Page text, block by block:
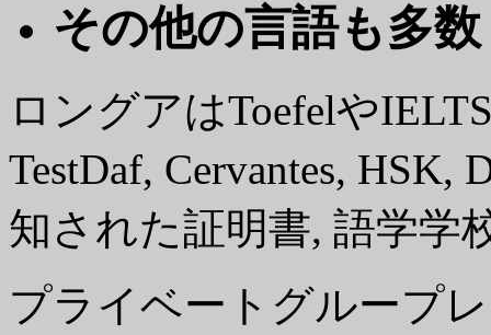
その他の言語も多数
ロングアはToefelや
TestDaf, Cervantes,
知された証明書, 語学学
プライベートグループ